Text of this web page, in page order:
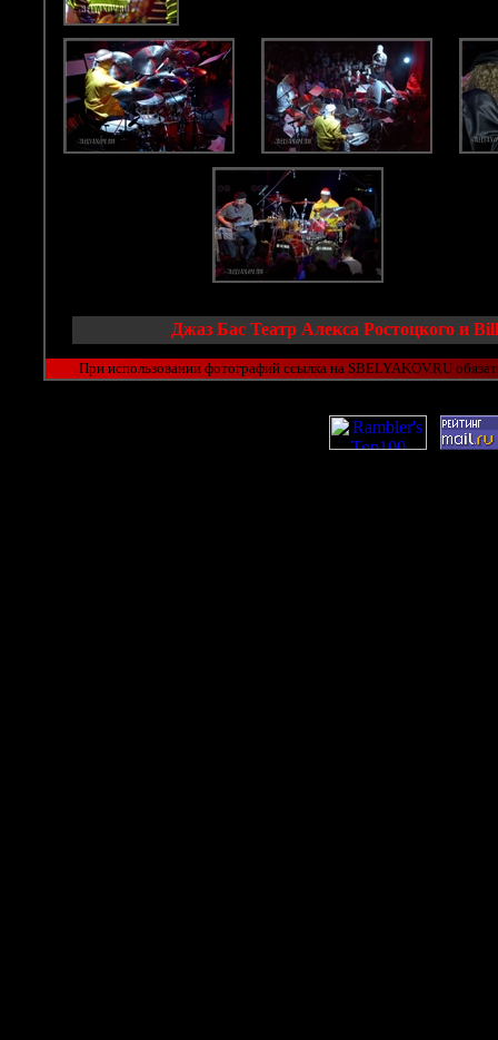
Джаз Бас Театр Алекса Ростоцкого и
При использовании фотографий ссылка на SBELYAKOV.RU